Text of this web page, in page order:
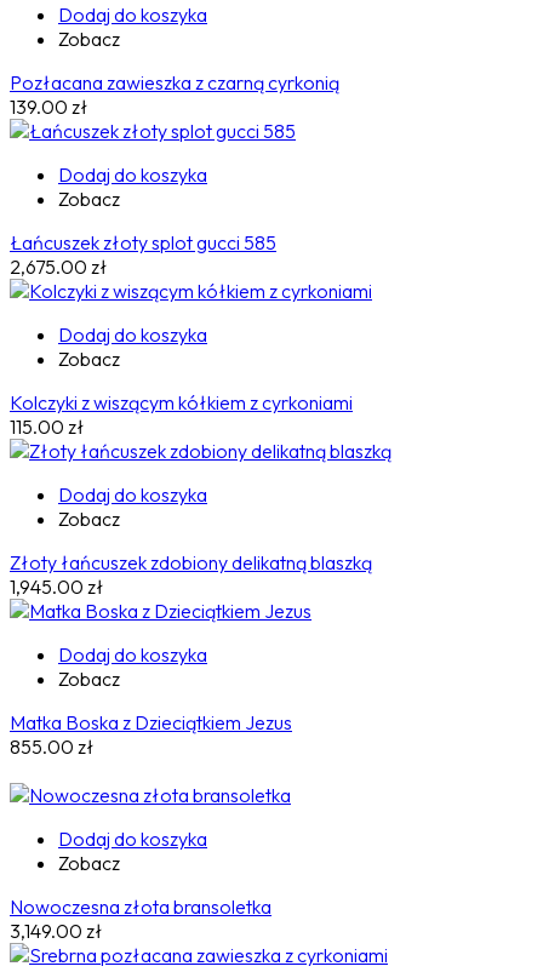
Dodaj do koszyka
Zobacz
Pozłacana zawieszka z czarną cyrkonią
139.00 zł
Dodaj do koszyka
Zobacz
Łańcuszek złoty splot gucci 585
2,675.00 zł
Dodaj do koszyka
Zobacz
Kolczyki z wiszącym kółkiem z cyrkoniami
115.00 zł
Dodaj do koszyka
Zobacz
Złoty łańcuszek zdobiony delikatną blaszką
1,945.00 zł
Dodaj do koszyka
Zobacz
Matka Boska z Dzieciątkiem Jezus
855.00 zł
Dodaj do koszyka
Zobacz
Nowoczesna złota bransoletka
3,149.00 zł